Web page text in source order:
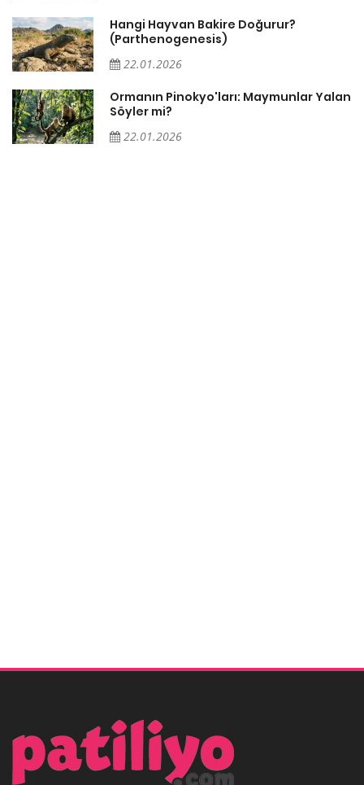
Hangi Hayvan Bakire Doğurur?
(Parthenogenesis)
22.01.2026
Ormanın Pinokyo'ları: Maymunlar Yalan
Söyler mi?
22.01.2026